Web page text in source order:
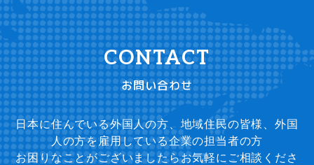
お問い合わせ
日本に住んでいる外国人の方、地域住民の皆様、外国
人の方を雇用している企業の担当者の方
お困りなことがございましたらお気軽にご相談くださ